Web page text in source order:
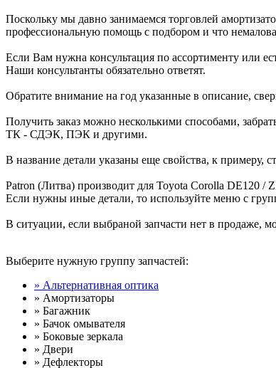
Поскольку мы давно занимаемся торговлей
профессиональную помощь с подбором и что
Если Вам нужна консультация по ассортименту или
Наши консультанты обязательно ответят.
Обратите внимание на год указанные в описание,
Получить заказ можно несколькими способами,
ТК - СДЭК, ПЭК и другими.
В название детали указаны еще свойства, к примеру,
Patron (Литва) производит для Toyota Corolla DE120 /
Если нужны иные детали, то используйте меню с
В ситуации, если выбраной запчасти нет в продаже,
Выберите нужную группу запчастей:
» Альтернативная оптика
» Амортизаторы
» Багажник
» Бачок омывателя
» Боковые зеркала
» Двери
» Дефлекторы